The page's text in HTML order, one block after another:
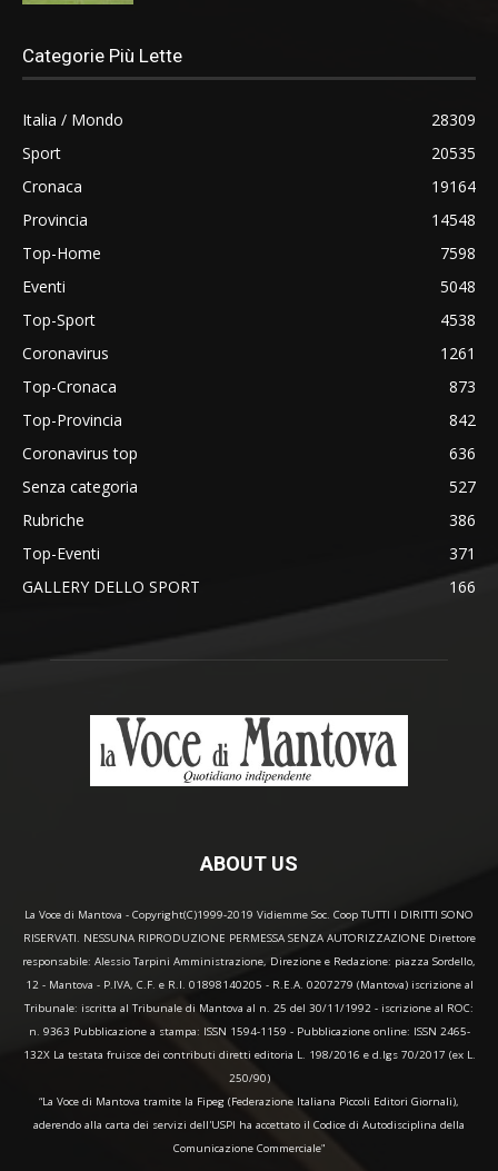
Categorie Più Lette
Italia / Mondo
28309
Sport
20535
Cronaca
19164
Provincia
14548
Top-Home
7598
Eventi
5048
Top-Sport
4538
Coronavirus
1261
Top-Cronaca
873
Top-Provincia
842
Coronavirus top
636
Senza categoria
527
Rubriche
386
Top-Eventi
371
GALLERY DELLO SPORT
166
ABOUT US
La Voce di Mantova - Copyright(C)1999-2019 Vidiemme Soc. Coop TUTTI I DIRITTI SONO
RISERVATI. NESSUNA RIPRODUZIONE PERMESSA SENZA AUTORIZZAZIONE Direttore
responsabile: Alessio Tarpini Amministrazione, Direzione e Redazione: piazza Sordello,
12 - Mantova - P.IVA, C.F. e R.I. 01898140205 - R.E.A. 0207279 (Mantova) iscrizione al
Tribunale: iscritta al Tribunale di Mantova al n. 25 del 30/11/1992 - iscrizione al ROC:
n. 9363 Pubblicazione a stampa: ISSN 1594-1159 - Pubblicazione online: ISSN 2465-
132X La testata fruisce dei contributi diretti editoria L. 198/2016 e d.lgs 70/2017 (ex L.
250/90)
“La Voce di Mantova tramite la Fipeg (Federazione Italiana Piccoli Editori Giornali),
aderendo alla carta dei servizi dell'USPI ha accettato il Codice di Autodisciplina della
Comunicazione Commerciale"